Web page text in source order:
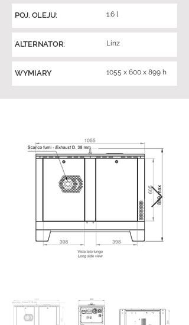
POJ. OLEJU: 1.6 l
ALTERNATOR: Linz
WYMIARY 1055 x 600 x 899 h